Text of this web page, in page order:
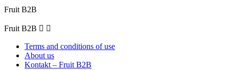
Fruit B2B
Fruit B2B  
Terms and conditions of use
About us
Kontakt – Fruit B2B